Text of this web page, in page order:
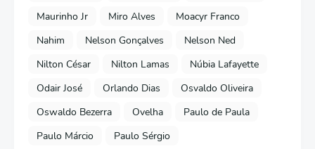
Maurinho Jr
Miro Alves
Moacyr Franco
Nahim
Nelson Gonçalves
Nelson Ned
Nilton César
Nilton Lamas
Núbia Lafayette
Odair José
Orlando Dias
Osvaldo Oliveira
Oswaldo Bezerra
Ovelha
Paulo de Paula
Paulo Márcio
Paulo Sérgio